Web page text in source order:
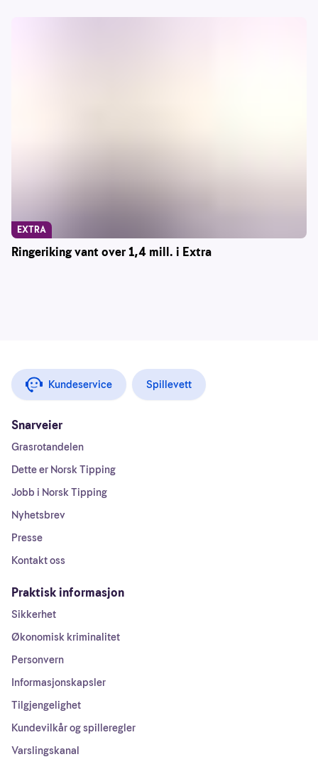
Ringeriking vant over 1,4 mill. i Extra
EXTRA
Kundeservice Spillevett
Snarveier
Grasrotandelen
Dette er Norsk Tipping
Jobb i Norsk Tipping
Nyhetsbrev
Presse
Kontakt oss
Praktisk informasjon
Sikkerhet
Økonomisk kriminalitet
Personvern
Informasjonskapsler
Tilgjengelighet
Kundevilkår og spilleregler
Varslingskanal